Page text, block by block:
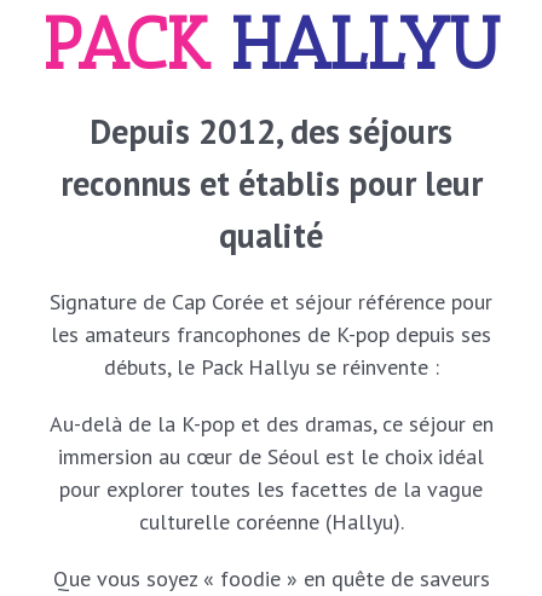
PACK HALLYU
Depuis 2012, des séjours
reconnus et établis pour leur
qualité
Signature de Cap Corée et séjour référence pour
les amateurs francophones de K-pop depuis ses
débuts, le Pack Hallyu se réinvente :
Au-delà de la K-pop et des dramas, ce séjour en
immersion au cœur de Séoul est le choix idéal
pour explorer toutes les facettes de la vague
culturelle coréenne (Hallyu).
Que vous soyez « foodie » en quête de saveurs